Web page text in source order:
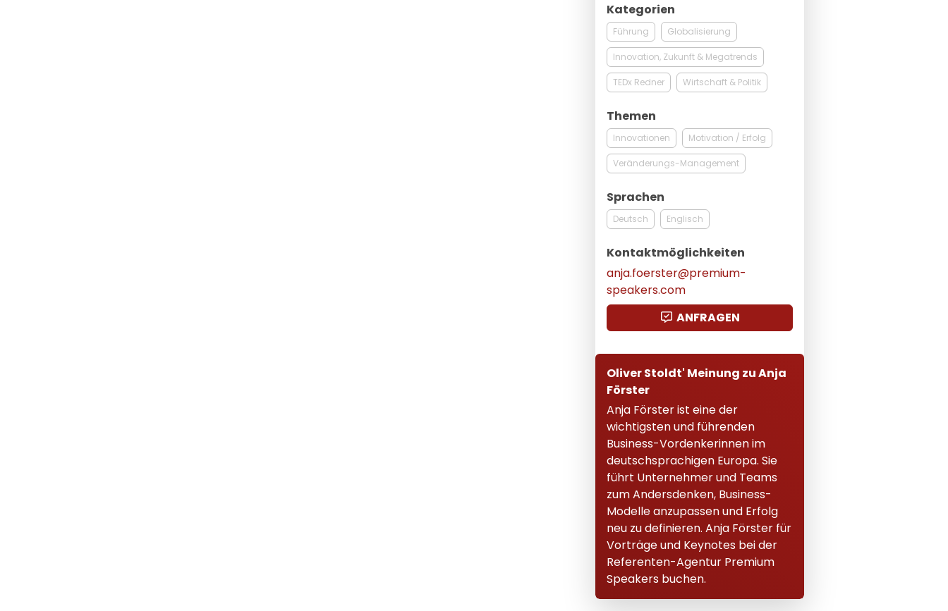
Kategorien
Führung Globalisierung
Innovation, Zukunft & Megatrends
TEDx Redner Wirtschaft & Politik
Themen
Innovationen Motivation / Erfolg
Veränderungs-Management
Sprachen
Deutsch Englisch
Kontaktmöglichkeiten
anja.foerster@premium-
speakers.com
ANFRAGEN
Oliver Stoldt' Meinung zu Anja
Förster
Anja Förster ist eine der
wichtigsten und führenden
Business-Vordenkerinnen im
deutschsprachigen Europa. Sie
führt Unternehmer und Teams
zum Andersdenken, Business-
Modelle anzupassen und Erfolg
neu zu definieren. Anja Förster für
Vorträge und Keynotes bei der
Referenten-Agentur Premium
Speakers buchen.